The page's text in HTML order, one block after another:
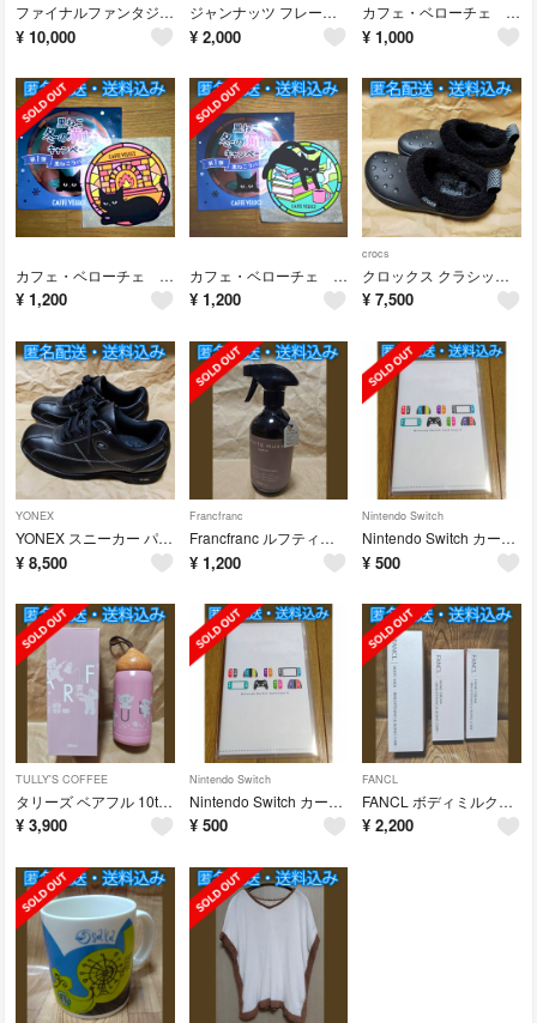
ファイナルファンタジーIX(PS1専用ソフト)新品未開封
¥ 10,000
ジャンナッツ フレーバーティーセット
¥ 2,000
カフェ・ベローチェ VELOCE 黒ねこラバーコースター（暖炉柄）
¥ 1,000
カフェ・ベローチェ VELOCE 黒ねこラバーコースター（暖炉柄）
¥ 1,200
カフェ・ベローチェ VELOCE 黒ねこラバーコースター（本とコーヒー柄）
¥ 1,200
crocs
クロックス クラシック ラインド ショーティー Black(25cm)
¥ 7,500
YONEX
YONEX スニーカー パワークッションLC41 (ブラック) 25cm
¥ 8,500
Francfranc
Francfranc ルフティー ファブリックミスト ホワイトムスク(中古品)
¥ 1,200
Nintendo Switch
Nintendo Switch カードケース(プラチナポイント交換グッズ)
¥ 500
TULLY'S COFFEE
タリーズ ベアフル 10thアニバーサリー どんぐりボトル
¥ 3,900
Nintendo Switch
Nintendo Switch カードケース(プラチナポイント交換グッズ)
¥ 500
FANCL
FANCL ボディミルク・ハンドクリーム(ブライトニング＆エイジングケア)セット
¥ 2,200